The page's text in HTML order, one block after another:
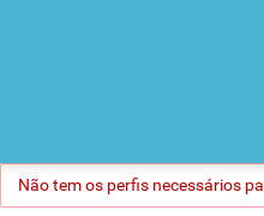
Não tem os perfis necessários